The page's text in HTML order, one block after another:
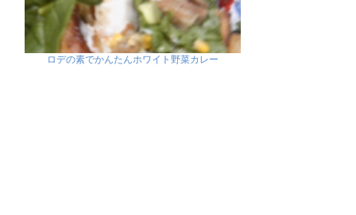
ロデの素でかんたんホワイト野菜カレー